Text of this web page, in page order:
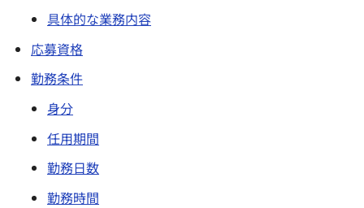
具体的な業務内容
応募資格
勤務条件
身分
任用期間
勤務日数
勤務時間